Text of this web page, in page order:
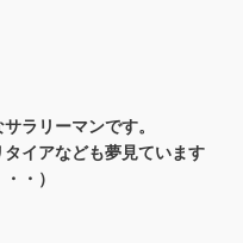
ラリーマンです。
イアなども夢見ています
・）